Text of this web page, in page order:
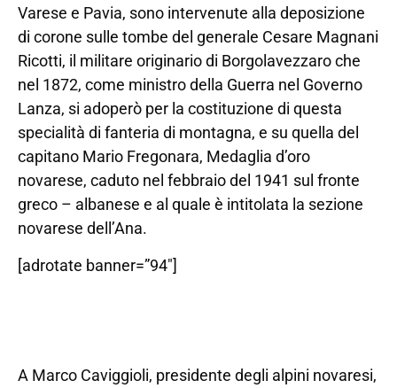
Varese e Pavia, sono intervenute alla deposizione
di corone sulle tombe del generale Cesare Magnani
Ricotti, il militare originario di Borgolavezzaro che
nel 1872, come ministro della Guerra nel Governo
Lanza, si adoperò per la costituzione di questa
specialità di fanteria di montagna, e su quella del
capitano Mario Fregonara, Medaglia d’oro
novarese, caduto nel febbraio del 1941 sul fronte
greco – albanese e al quale è intitolata la sezione
novarese dell’Ana.
[adrotate banner=”94″]
A Marco Caviggioli, presidente degli alpini novaresi,